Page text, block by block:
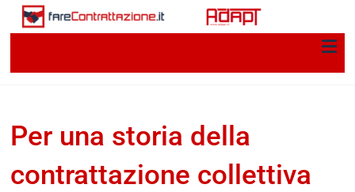
Per una storia della
contrattazione collettiva